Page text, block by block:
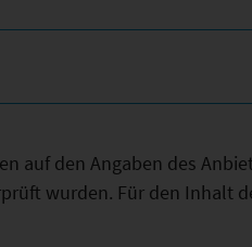
auf den Angaben des
wurden. Für den Inhalt